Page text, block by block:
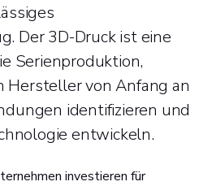
Der 3D-Druck ist eine
Serienproduktion,
Hersteller von Anfang an
identifizieren und
entwickeln.
investieren für